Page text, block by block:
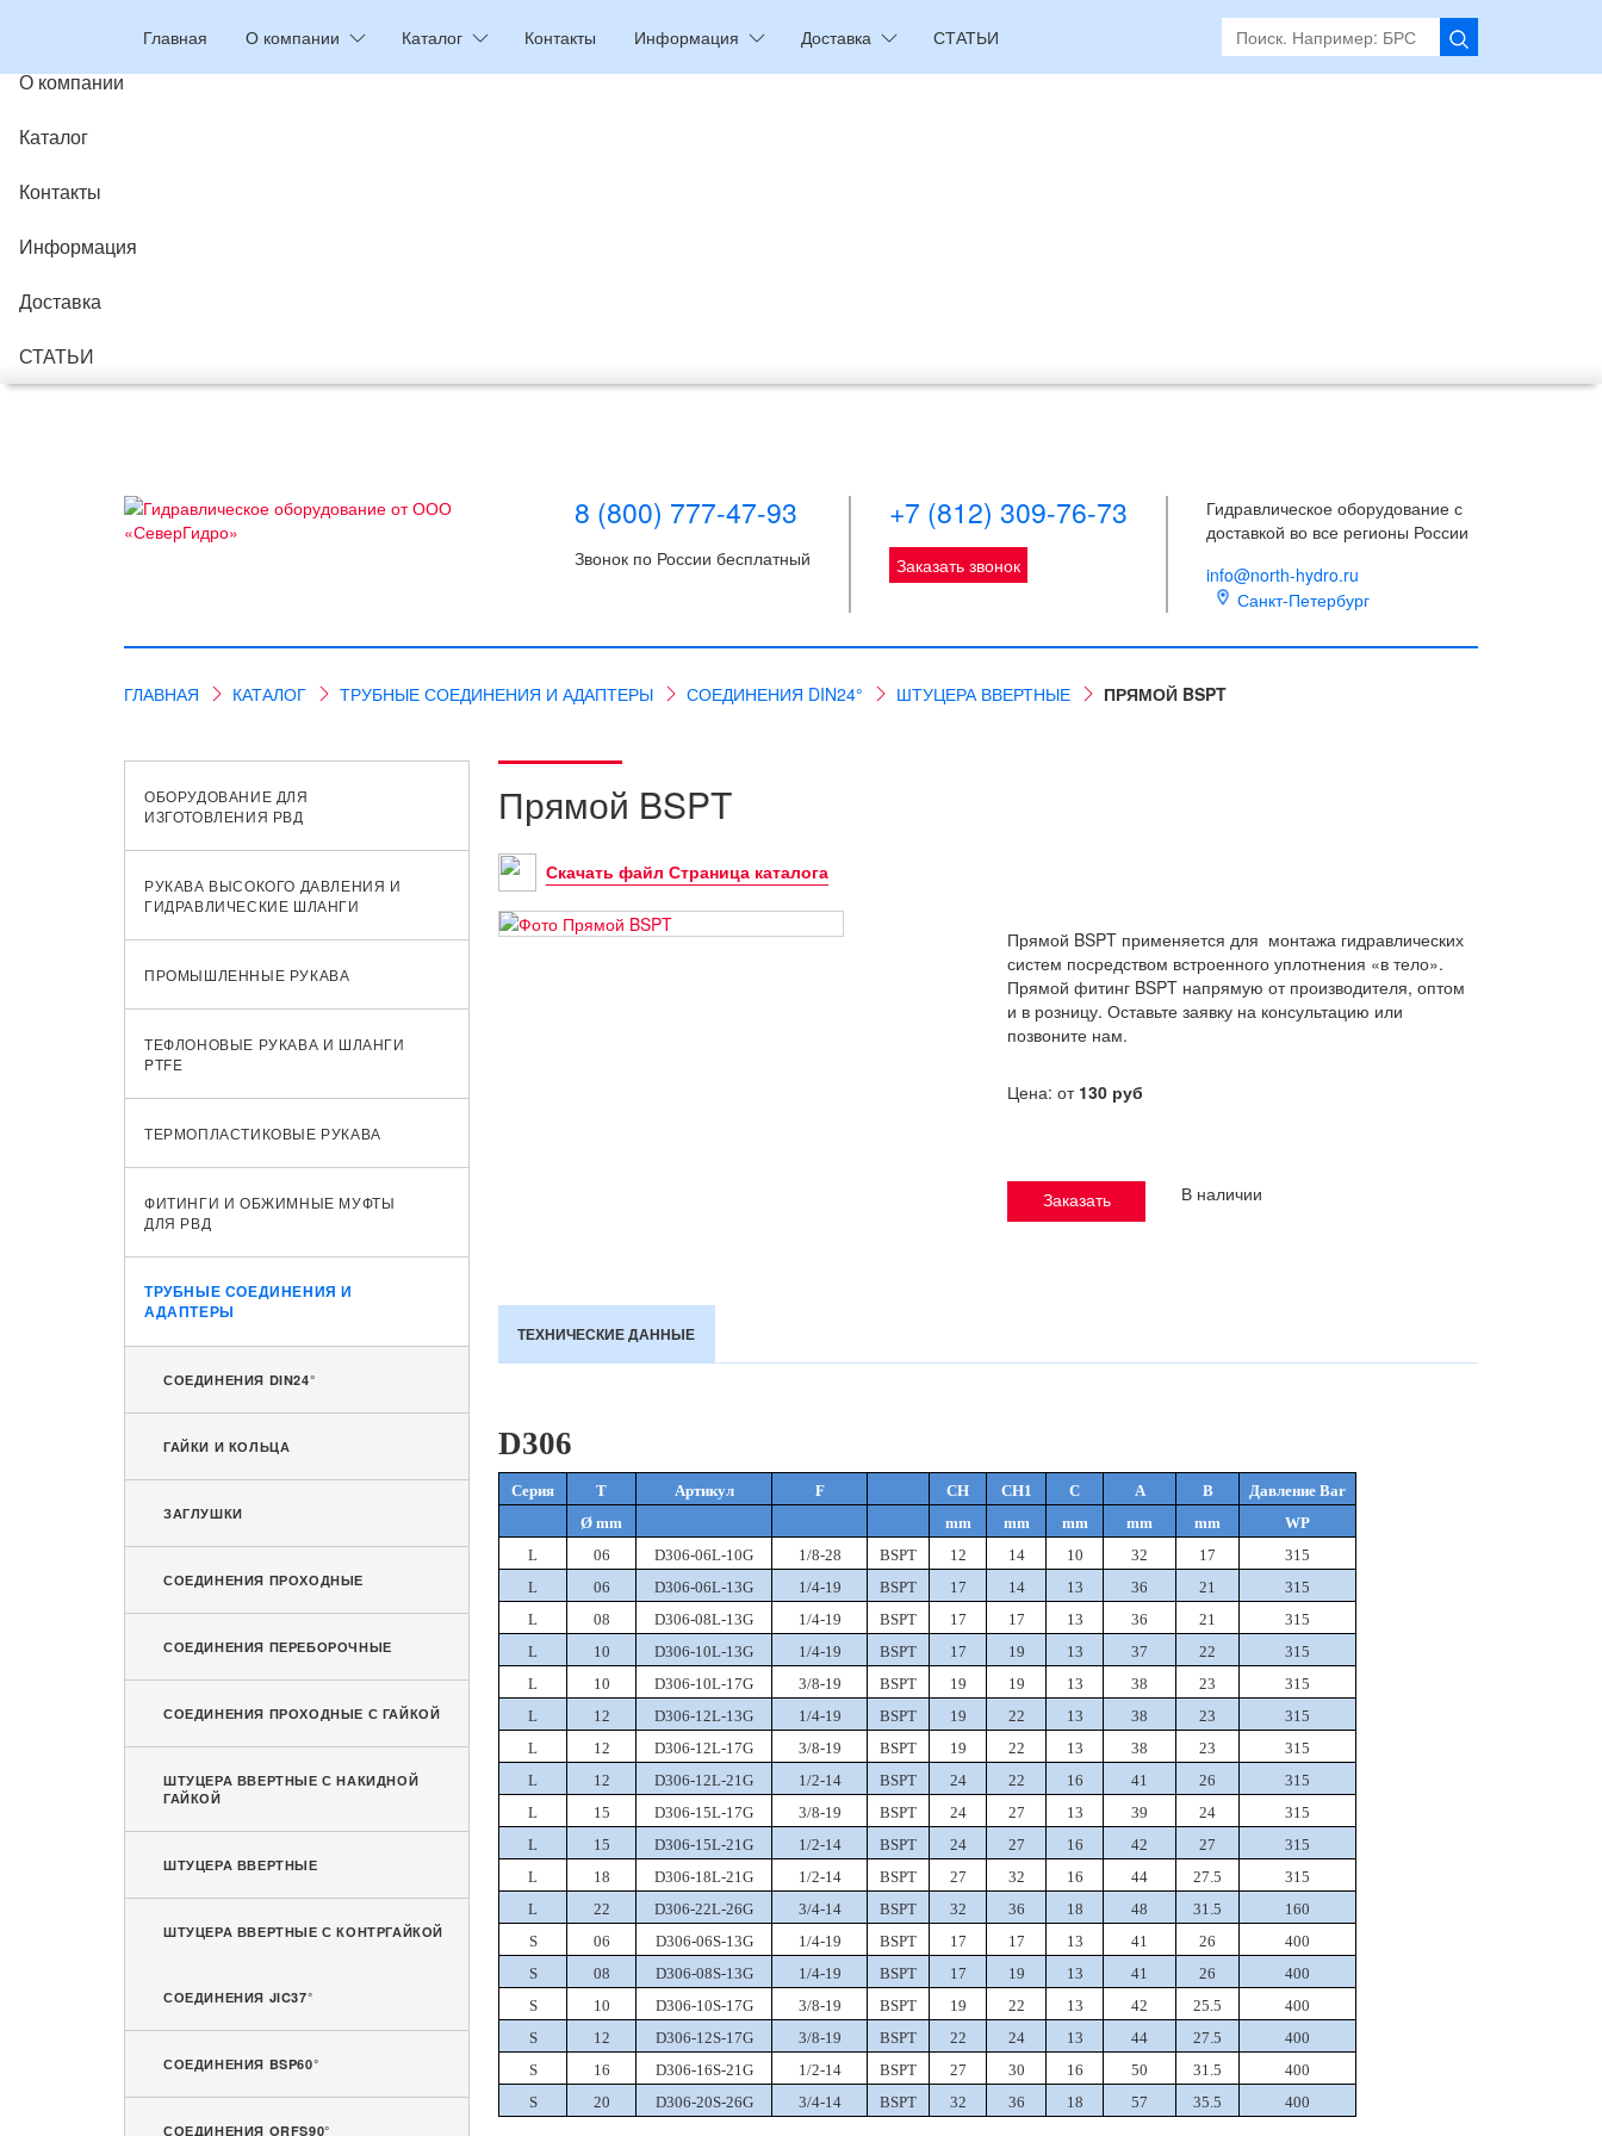
О компании
Каталог
Контакты
Информация
Доставка
СТАТЬИ
Главная О компании Каталог Контакты Информация Доставка СТАТЬИ
8 (800) 777-47-93
Звонок по России бесплатный
+7 (812) 309-76-73
Заказать звонок
Гидравлическое оборудование с
доставкой во все регионы России
info@north-hydro.ru
Санкт-Петербург
ГЛАВНАЯ КАТАЛОГ ТРУБНЫЕ СОЕДИНЕНИЯ И АДАПТЕРЫ СОЕДИНЕНИЯ DIN24° ШТУЦЕРА ВВЕРТНЫЕ ПРЯМОЙ BSPT
ОБОРУДОВАНИЕ ДЛЯ
ИЗГОТОВЛЕНИЯ РВД
РУКАВА ВЫСОКОГО ДАВЛЕНИЯ И
ГИДРАВЛИЧЕСКИЕ ШЛАНГИ
ПРОМЫШЛЕННЫЕ РУКАВА
ТЕФЛОНОВЫЕ РУКАВА И ШЛАНГИ
PTFE
ТЕРМОПЛАСТИКОВЫЕ РУКАВА
ФИТИНГИ И ОБЖИМНЫЕ МУФТЫ
ДЛЯ РВД
ТРУБНЫЕ СОЕДИНЕНИЯ И
АДАПТЕРЫ
СОЕДИНЕНИЯ DIN24°
ГАЙКИ И КОЛЬЦА
ЗАГЛУШКИ
СОЕДИНЕНИЯ ПРОХОДНЫЕ
СОЕДИНЕНИЯ ПЕРЕБОРОЧНЫЕ
СОЕДИНЕНИЯ ПРОХОДНЫЕ С ГАЙКОЙ
ШТУЦЕРА ВВЕРТНЫЕ С НАКИДНОЙ
ГАЙКОЙ
ШТУЦЕРА ВВЕРТНЫЕ
ШТУЦЕРА ВВЕРТНЫЕ С КОНТРГАЙКОЙ
СОЕДИНЕНИЯ JIC37°
СОЕДИНЕНИЯ BSP60°
СОЕДИНЕНИЯ ORFS90°
Прямой BSPT
Скачать файл Страница каталога
Прямой BSPT применяется для монтажа гидравлических
систем посредством встроенного уплотнения «в тело».
Прямой фитинг BSPT напрямую от производителя, оптом
и в розницу. Оставьте заявку на консультацию или
позвоните нам.
Цена: от 130 руб
Заказать В наличии
ТЕХНИЧЕСКИЕ ДАННЫЕ
D306
Серия T Артикул F CH CH1 C A B
Давление Bar
Ø mm
mm mm mm mm mm
WP
L
06 D306-06L-10G 1/8-28 BSPT 12 14 10 32 17
315
L
06 D306-06L-13G 1/4-19 BSPT 17 14 13 36 21
315
L
08 D306-08L-13G 1/4-19 BSPT 17 17 13 36 21
315
L
10 D306-10L-13G 1/4-19 BSPT 17 19 13 37 22
315
L
10 D306-10L-17G 3/8-19 BSPT 19 19 13 38 23
315
L
12 D306-12L-13G 1/4-19 BSPT 19 22 13 38 23
315
L
12 D306-12L-17G 3/8-19 BSPT 19 22 13 38 23
315
L
12 D306-12L-21G 1/2-14 BSPT 24 22 16 41 26
315
L
15 D306-15L-17G 3/8-19 BSPT 24 27 13 39 24
315
L
15 D306-15L-21G 1/2-14 BSPT 24 27 16 42 27
315
L
18 D306-18L-21G 1/2-14 BSPT 27 32 16 44 27.5
315
L
22 D306-22L-26G 3/4-14 BSPT 32 36 18 48 31.5
160
S
06 D306-06S-13G 1/4-19 BSPT 17 17 13 41 26
400
S
08 D306-08S-13G 1/4-19 BSPT 17 19 13 41 26
400
S
10 D306-10S-17G 3/8-19 BSPT 19 22 13 42 25.5
400
S
12 D306-12S-17G 3/8-19 BSPT 22 24 13 44 27.5
400
S
16 D306-16S-21G 1/2-14 BSPT 27 30 16 50 31.5
400
S
20 D306-20S-26G 3/4-14 BSPT 32 36 18 57 35.5 400